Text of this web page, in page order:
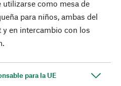
como mesa de
para niños, ambas del
en intercambio con los
para la UE